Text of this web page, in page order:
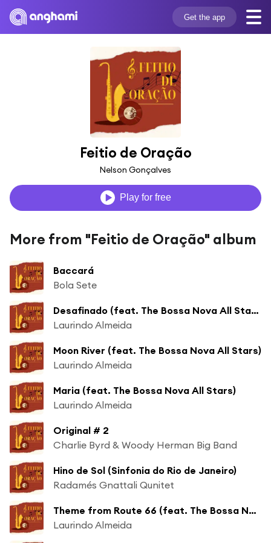
Get the app
Feitio de Oração
Nelson Gonçalves
Play for free
More from "Feitio de Oração" album
Baccará
Bola Sete
Desafinado (feat. The Bossa Nova All Stars)
Laurindo Almeida
Moon River (feat. The Bossa Nova All Stars)
Laurindo Almeida
Maria (feat. The Bossa Nova All Stars)
Laurindo Almeida
Original # 2
Charlie Byrd & Woody Herman Big Band
Hino de Sol (Sinfonia do Rio de Janeiro)
Radamés Gnattali Qunitet
Theme from Route 66 (feat. The Bossa Nova All Stars)
Laurindo Almeida